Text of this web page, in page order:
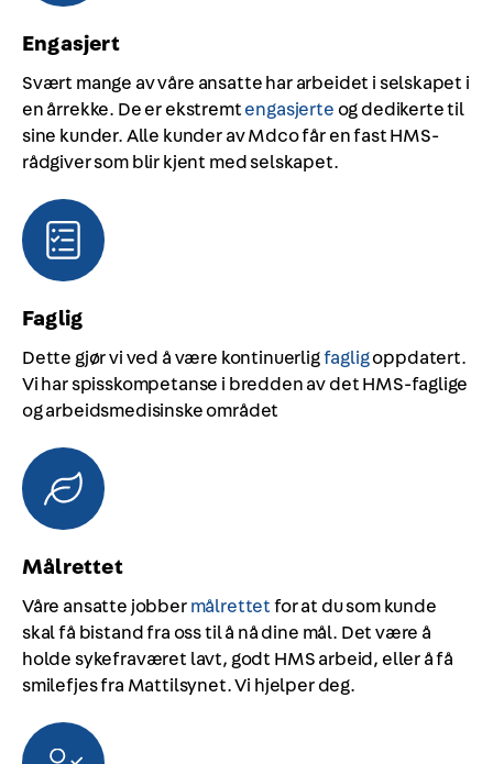
Engasjert
Svært mange av våre ansatte har arbeidet i selskapet i
en årrekke. De er ekstremtengasjerte og dedikerte til
sine kunder. Alle kunder av Mdco får en fast HMS-
rådgiver som blir kjent med selskapet.
Faglig
Dette gjør vi ved å være kontinuerligfagligoppdatert.
Vi har spisskompetanse i bredden av det HMS-faglige
og arbeidsmedisinske området
Målrettet
Våre ansatte jobber målrettet for at du som kunde
skal få bistand fra oss til å nå dine mål. Det være å
holde sykefraværet lavt, godt HMS arbeid, eller å få
smilefjes fra Mattilsynet. Vi hjelper deg.